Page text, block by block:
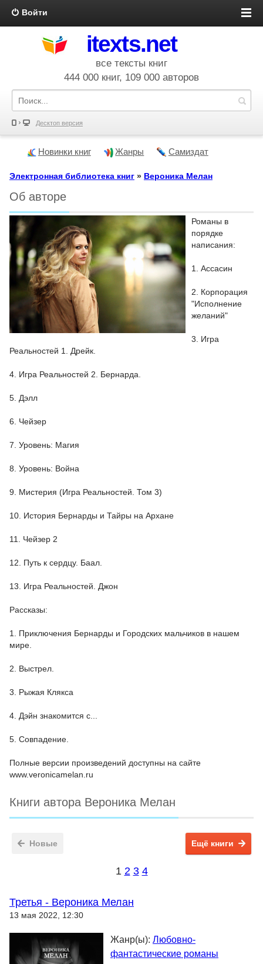
Войти
itexts.net
все тексты книг
444 000 книг, 109 000 авторов
Десктоп версия
Новинки книг Жанры Самиздат
Электронная библиотека книг » Вероника Мелан
Об авторе
Романы в
порядке
написания:
1. Ассасин
2. Корпорация
"Исполнение
желаний"
3. Игра
Реальностей 1. Дрейк.
4. Игра Реальностей 2. Бернарда.
5. Дэлл
6. Чейзер
7. Уровень: Магия
8. Уровень: Война
9. Мистерия (Игра Реальностей. Том 3)
10. История Бернарды и Тайры на Архане
11. Чейзер 2
12. Путь к сердцу. Баал.
13. Игра Реальностей. Джон
Рассказы:
1. Приключения Бернарды и Городских мальчиков в нашем
мире.
2. Выстрел.
3. Рыжая Клякса
4. Дэйн знакомится с...
5. Совпадение.
Полные версии произведений доступны на сайте
www.veronicamelan.ru
Книги автора Вероника Мелан
Новые Ещё книги
1 2 3 4
Третья - Вероника Мелан
13 мая 2022, 12:30
Жанр(ы): Любовно-
фантастические романы